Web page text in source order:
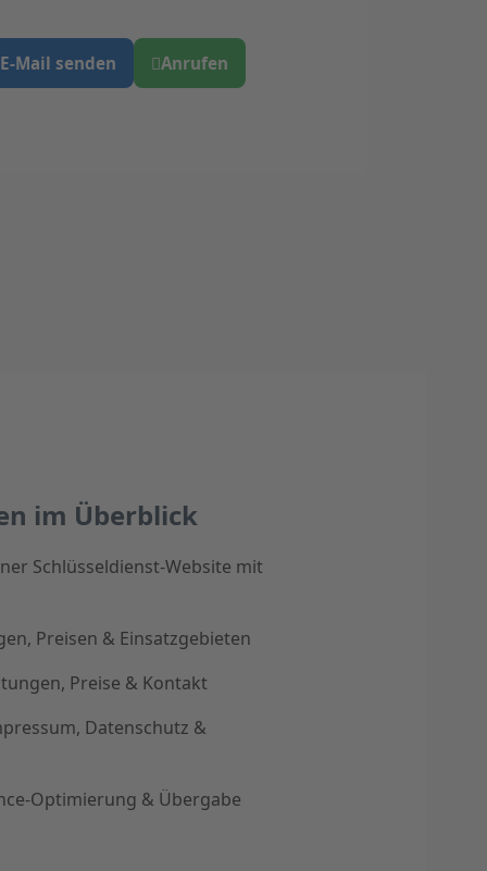
E-Mail senden Anrufen
im Überblick
Schlüsseldienst-Website mit
Preisen & Einsatzgebieten
Preise & Kontakt
Datenschutz &
Optimierung & Übergabe